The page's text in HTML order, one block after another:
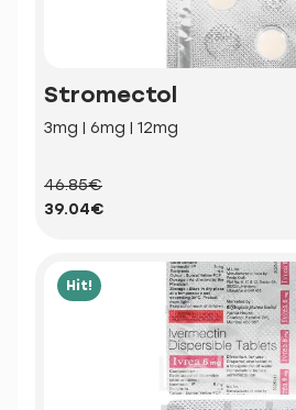
Stromectol
3mg | 6mg | 12mg
46.85€
39.04€
Hit!